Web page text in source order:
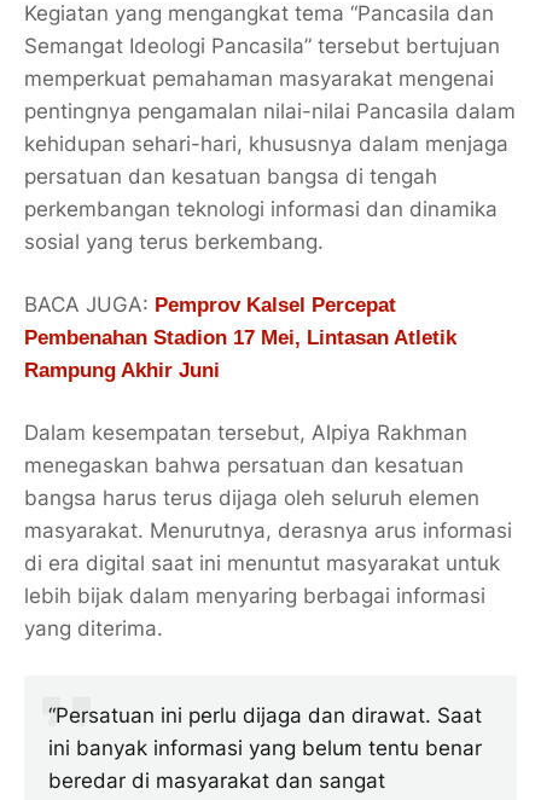
Kegiatan yang mengangkat tema “Pancasila dan
Semangat Ideologi Pancasila” tersebut bertujuan
memperkuat pemahaman masyarakat mengenai
pentingnya pengamalan nilai-nilai Pancasila dalam
kehidupan sehari-hari, khususnya dalam menjaga
persatuan dan kesatuan bangsa di tengah
perkembangan teknologi informasi dan dinamika
sosial yang terus berkembang.
BACA JUGA: Pemprov Kalsel Percepat
Pembenahan Stadion 17 Mei, Lintasan Atletik
Rampung Akhir Juni
Dalam kesempatan tersebut, Alpiya Rakhman
menegaskan bahwa persatuan dan kesatuan
bangsa harus terus dijaga oleh seluruh elemen
masyarakat. Menurutnya, derasnya arus informasi
di era digital saat ini menuntut masyarakat untuk
lebih bijak dalam menyaring berbagai informasi
yang diterima.
“Persatuan ini perlu dijaga dan dirawat. Saat
ini banyak informasi yang belum tentu benar
beredar di masyarakat dan sangat